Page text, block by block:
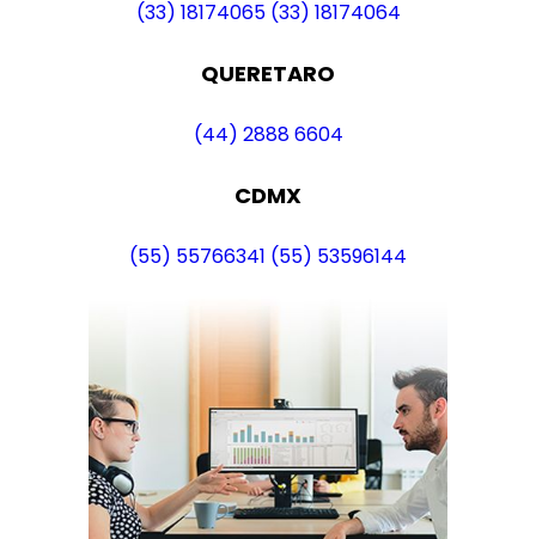
(33) 18174065 (33) 18174064
QUERETARO
(44) 2888 6604
CDMX
(55) 55766341 (55) 53596144